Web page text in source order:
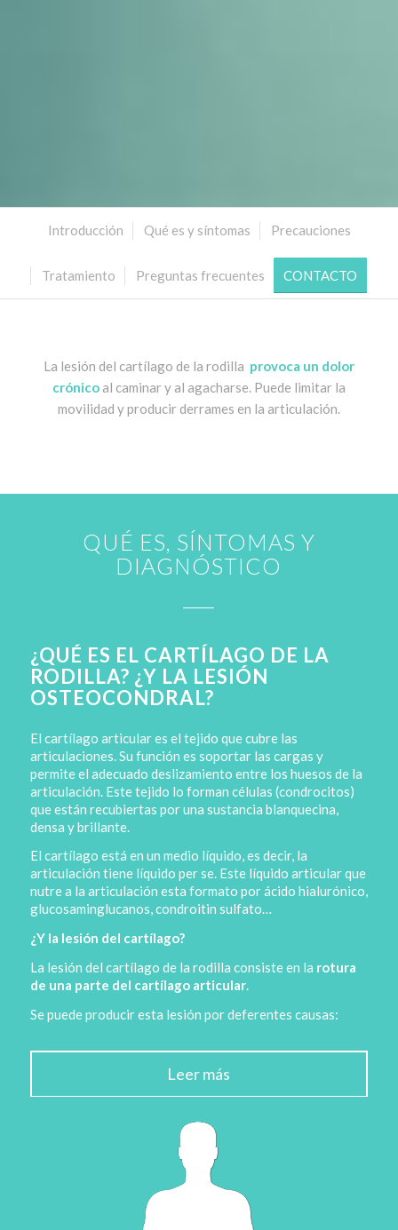
Introducción Qué es y síntomas Precauciones
Tratamiento Preguntas frecuentes CONTACTO
La lesión del cartílago de la rodilla provoca un dolor
crónicoal caminar y al agacharse. Puede limitar la
movilidad y producir derrames en la articulación.
QUÉ ES, SÍNTOMAS Y
DIAGNÓSTICO
¿QUÉ ES EL CARTÍLAGO DE LA
RODILLA? ¿Y LA LESIÓN
OSTEOCONDRAL?
El cartílago articular es el tejido que cubre las
articulaciones. Su función es soportar las cargas y
permite el adecuado deslizamiento entre los huesos de la
articulación. Este tejido lo forman células (condrocitos)
que están recubiertas por una sustancia blanquecina,
densa y brillante.
El cartílago está en un medio líquido, es decir, la
articulación tiene líquido per se. Este líquido articular que
nutre a la articulación esta formato por ácido hialurónico,
glucosaminglucanos, condroitin sulfato…
¿Y la lesión del cartílago?
La lesión del cartílago de la rodilla consiste en la rotura
de una parte del cartílago articular.
Se puede producir esta lesión por deferentes causas:
Leer más